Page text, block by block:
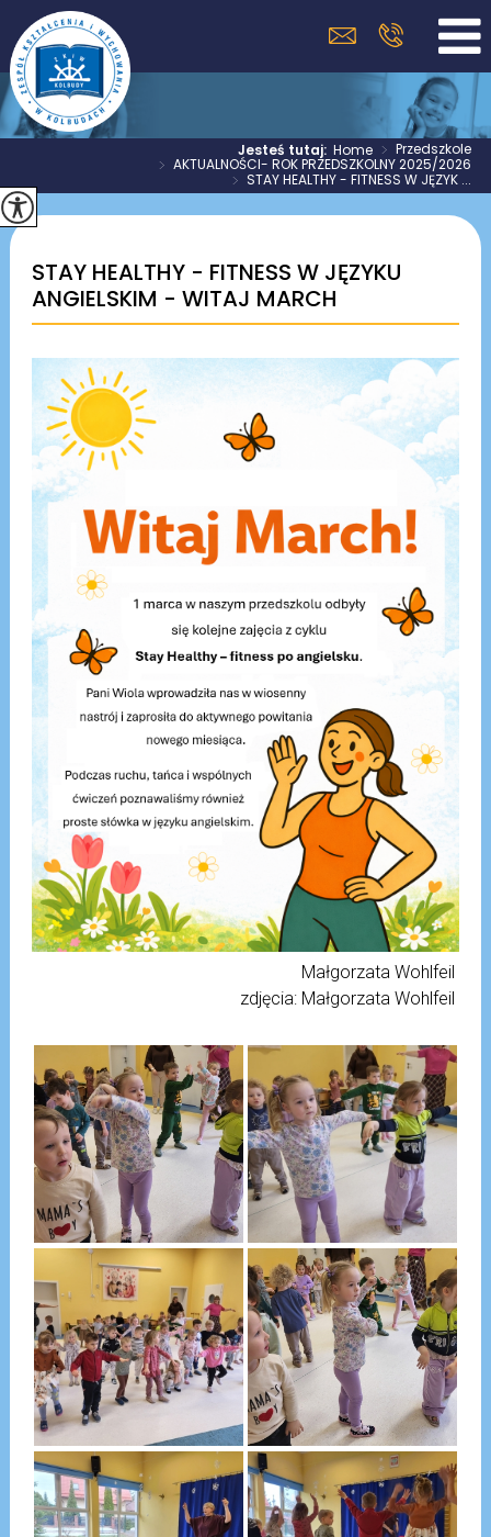
Jesteś tutaj:Home > Przedszkole
> AKTUALNOŚCI- ROK PRZEDSZKOLNY 2025/2026
> STAY HEALTHY - FITNESS W JĘZYK ...
STAY HEALTHY - FITNESS W JĘZYKU
ANGIELSKIM - WITAJ MARCH
Małgorzata Wohlfeil
zdjęcia: Małgorzata Wohlfeil